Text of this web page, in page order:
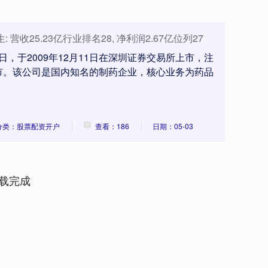
营收25.23亿行业排名28, 净利润2.67亿位列27
，于2009年12月11日在深圳证券交易所上市，注
该公司是国内知名的制药企业，核心业务为药品
类：股票配资开户 查看：186 日期：05-03
完成